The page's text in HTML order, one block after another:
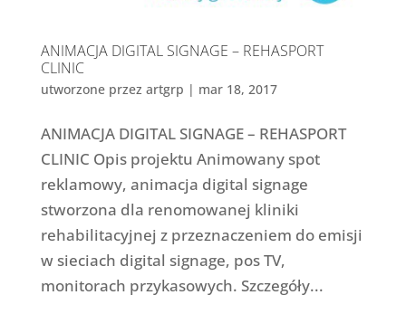
ANIMACJA DIGITAL SIGNAGE – REHASPORT
CLINIC
utworzone przez artgrp | mar 18, 2017
ANIMACJA DIGITAL SIGNAGE – REHASPORT
CLINIC Opis projektu Animowany spot
reklamowy, animacja digital signage
stworzona dla renomowanej kliniki
rehabilitacyjnej z przeznaczeniem do emisji
w sieciach digital signage, pos TV,
monitorach przykasowych. Szczegóły...